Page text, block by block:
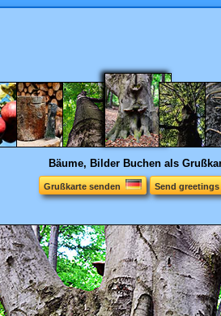
Bäume, Bilder Buchen als
Grußkarte senden Send greetings